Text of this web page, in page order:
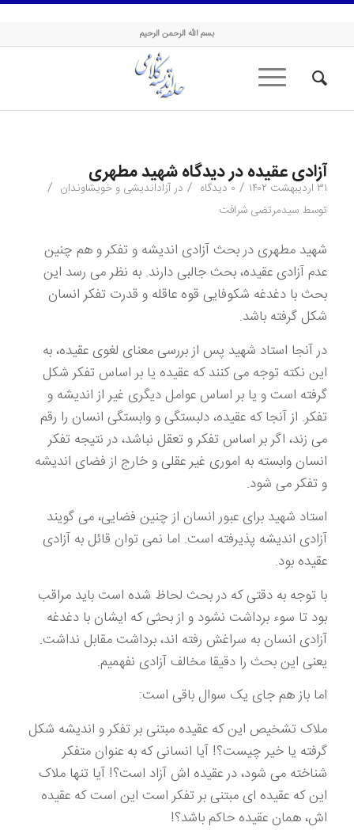
حلقه اندیشه کلامی
بسم الله الرحمن الرحیم
آزادی عقیده در دیدگاه شهید مطهری
۳۱ اردیبهشت ۱۴۰۲ / ۰ دیدگاه / در آزاداندیشی و خویشاوندان /
توسط سیدمرتضی شرافت
شهید مطهری در بحث آزادی اندیشه و تفکر و هم چنین
عدم آزادی عقیده، بحث جالبی دارند. به نظر می رسد این
بحث با دغدغه شکوفایی قوه عاقله و قدرت تفکر انسان
شکل گرفته باشد.
در آنجا استاد شهید پس از بررسی معنای لغوی عقیده، به
این نکته توجه می کنند که عقیده یا بر اساس تفکر شکل
گرفته است و یا بر اساس عوامل دیگری غیر از اندیشه و
تفکر. از آنجا که عقیده، دلبستگی و وابستگی انسان را رقم
می زند، اگر بر اساس تفکر و تعقل نباشد، در نتیجه تفکر
انسان وابسته به اموری غیر عقلی و خارج از فضای اندیشه
و تفکر می شود.
استاد شهید برای عبور انسان از چنین فضایی، می گویند
آزادی اندیشه پذیرفته است. اما نمی توان قائل به آزادی
عقیده بود.
با توجه به دقتی که در بحث لحاظ شده است باید مراقب
بود تا سوء برداشت نشود و از بحثی که ایشان با دغدغه
آزادی انسان به سراغش رفته اند، برداشت مقابل نداشت.
یعنی این بحث را دقیقا مخالف آزادی نفهمیم.
اما باز هم جای یک سوال باقی است:
ملاک تشخیص این که عقیده مبتنی بر تفکر و اندیشه شکل
گرفته یا خیر چیست؟! آیا انسانی که به عنوان متفکر
شناخته می شود، در عقیده اش آزاد است؟! آیا تنها ملاک
این که عقیده ای مبتنی بر تفکر است این است که عقیده
اش، همان عقیده حاکم باشد؟!